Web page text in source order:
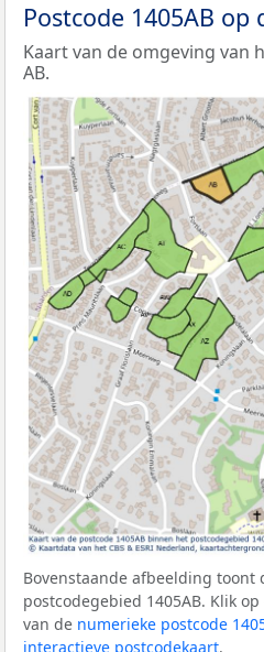
Postcode 1405AB op
Kaart van de omgeving van
AB.
Bovenstaande afbeelding toont
postcodegebied 1405AB. Klik
van de numerieke postcode
interactieve postcodekaart.